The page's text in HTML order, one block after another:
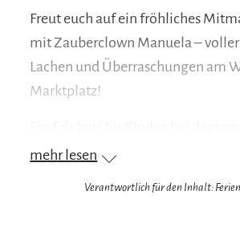
Freut euch auf ein fröhliches
mit Zauberclown Manuela –
Lachen und Überraschungen am
Marktplatz!
gespielt und gelacht wird.
Termine:
mehr lesen
Verantwortlich für den Inhalt: